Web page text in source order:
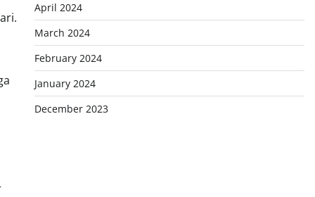
April 2024
March 2024
February 2024
January 2024
December 2023